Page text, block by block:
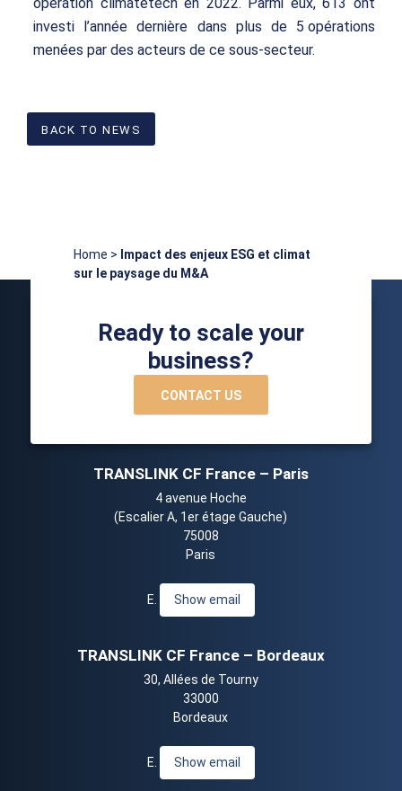
investi l’année dernière dans plus de 5 opérations
menées par des acteurs de ce sous-secteur.
BACK TO NEWS
Home > Impact des enjeux ESG et climat
sur le paysage du M&A
Ready to scale your
business?
CONTACT US
TRANSLINK CF France – Paris
4 avenue Hoche
(Escalier A, 1er étage Gauche)
75008
Paris
E. Show email
TRANSLINK CF France – Bordeaux
30, Allées de Tourny
33000
Bordeaux
E. Show email